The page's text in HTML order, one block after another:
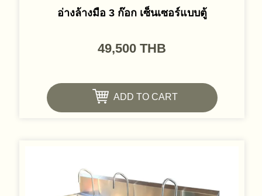
อ่างล้างมือ 3 ก๊อก เซ็นเซอร์แบบตู้
49,500 THB
ADD TO CART